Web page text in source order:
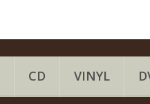
CD VINYL